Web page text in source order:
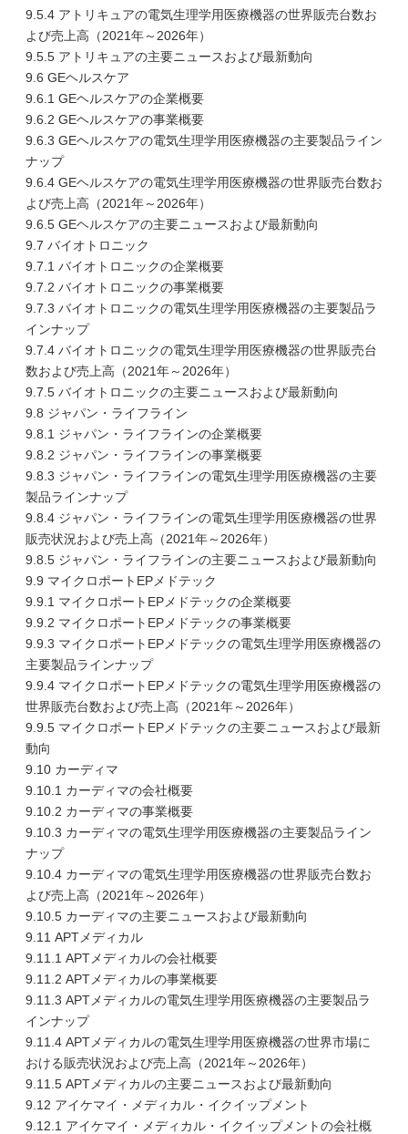
9.5.4 アトリキュアの電気生理学用医療機器の世界販売台数お
よび売上高（2021年～2026年）
9.5.5 アトリキュアの主要ニュースおよび最新動向
9.6 GEヘルスケア
9.6.1 GEヘルスケアの企業概要
9.6.2 GEヘルスケアの事業概要
9.6.3 GEヘルスケアの電気生理学用医療機器の主要製品ライン
ナップ
9.6.4 GEヘルスケアの電気生理学用医療機器の世界販売台数お
よび売上高（2021年～2026年）
9.6.5 GEヘルスケアの主要ニュースおよび最新動向
9.7 バイオトロニック
9.7.1 バイオトロニックの企業概要
9.7.2 バイオトロニックの事業概要
9.7.3 バイオトロニックの電気生理学用医療機器の主要製品ラ
インナップ
9.7.4 バイオトロニックの電気生理学用医療機器の世界販売台
数および売上高（2021年～2026年）
9.7.5 バイオトロニックの主要ニュースおよび最新動向
9.8 ジャパン・ライフライン
9.8.1 ジャパン・ライフラインの企業概要
9.8.2 ジャパン・ライフラインの事業概要
9.8.3 ジャパン・ライフラインの電気生理学用医療機器の主要
製品ラインナップ
9.8.4 ジャパン・ライフラインの電気生理学用医療機器の世界
販売状況および売上高（2021年～2026年）
9.8.5 ジャパン・ライフラインの主要ニュースおよび最新動向
9.9 マイクロポートEPメドテック
9.9.1 マイクロポートEPメドテックの企業概要
9.9.2 マイクロポートEPメドテックの事業概要
9.9.3 マイクロポートEPメドテックの電気生理学用医療機器の
主要製品ラインナップ
9.9.4 マイクロポートEPメドテックの電気生理学用医療機器の
世界販売台数および売上高（2021年～2026年）
9.9.5 マイクロポートEPメドテックの主要ニュースおよび最新
動向
9.10 カーディマ
9.10.1 カーディマの会社概要
9.10.2 カーディマの事業概要
9.10.3 カーディマの電気生理学用医療機器の主要製品ライン
ナップ
9.10.4 カーディマの電気生理学用医療機器の世界販売台数お
よび売上高（2021年～2026年）
9.10.5 カーディマの主要ニュースおよび最新動向
9.11 APTメディカル
9.11.1 APTメディカルの会社概要
9.11.2 APTメディカルの事業概要
9.11.3 APTメディカルの電気生理学用医療機器の主要製品ラ
インナップ
9.11.4 APTメディカルの電気生理学用医療機器の世界市場に
おける販売状況および売上高（2021年～2026年）
9.11.5 APTメディカルの主要ニュースおよび最新動向
9.12 アイケマイ・メディカル・イクイップメント
9.12.1 アイケマイ・メディカル・イクイップメントの会社概